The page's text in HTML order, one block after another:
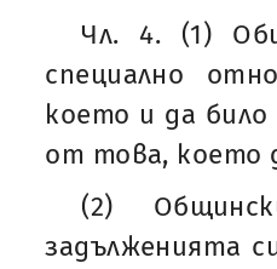
Чл. 4. (1)
специално
което и да било
от това, което
(2)
задълженията